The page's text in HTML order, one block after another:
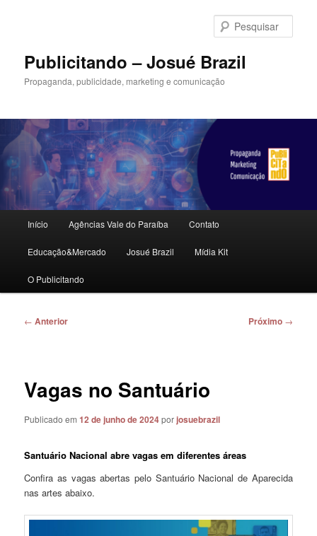
principalPublicitando – Josué Brazil
Propaganda, publicidade, marketing e comunicação
principal
Início Agências Vale do Paraíba Contato
Educação&Mercado Josué Brazil Mídia Kit
O Publicitando
Navegação
← Anterior Próximo →
Vagas no Santuário
Publicado em12 de junho de 2024porjosuebrazil
Santuário Nacional abre vagas em diferentes áreas
Confira as vagas abertas pelo Santuário Nacional de Aparecida
nas artes abaixo.